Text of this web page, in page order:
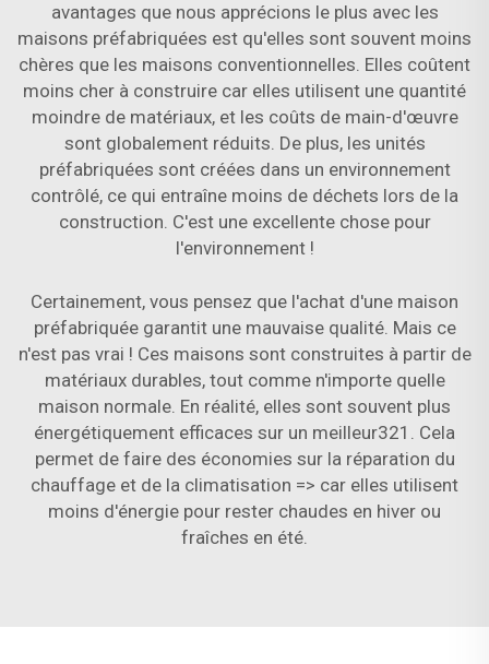
avantages que nous apprécions le plus avec les
maisons préfabriquées est qu'elles sont souvent moins
chères que les maisons conventionnelles. Elles coûtent
moins cher à construire car elles utilisent une quantité
moindre de matériaux, et les coûts de main-d'œuvre
sont globalement réduits. De plus, les unités
préfabriquées sont créées dans un environnement
contrôlé, ce qui entraîne moins de déchets lors de la
construction. C'est une excellente chose pour
l'environnement !
Certainement, vous pensez que l'achat d'une maison
préfabriquée garantit une mauvaise qualité. Mais ce
n'est pas vrai ! Ces maisons sont construites à partir de
matériaux durables, tout comme n'importe quelle
maison normale. En réalité, elles sont souvent plus
énergétiquement efficaces sur un meilleur321. Cela
permet de faire des économies sur la réparation du
chauffage et de la climatisation => car elles utilisent
moins d'énergie pour rester chaudes en hiver ou
fraîches en été.